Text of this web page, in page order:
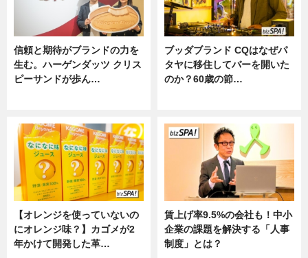
信頼と期待がブランドの力を
生む。ハーゲンダッツ クリス
ピーサンドが歩ん…
ブッダブランド CQはなぜパ
タヤに移住してバーを開いた
のか？60歳の節…
【オレンジを使っていないの
にオレンジ味？】カゴメが2
年かけて開発した革…
賃上げ率9.5%の会社も！中小
企業の課題を解決する「人事
制度」とは？